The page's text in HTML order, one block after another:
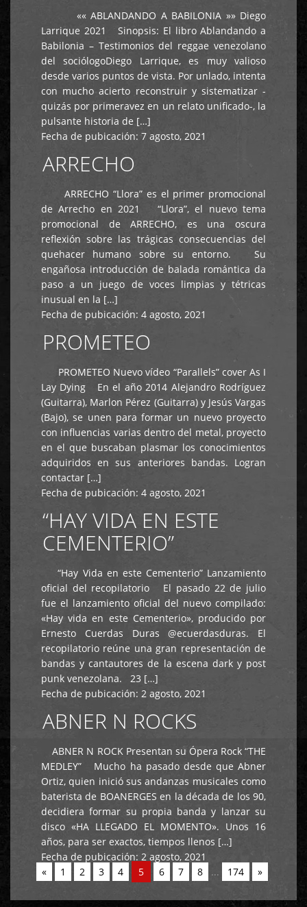
«« ABLANDANDO A BABILONIA »» Diego
Larrique 2021 Sinopsis: El libro Ablandando a
Babilonia – Testimonios del reggae venezolano
del sociólogoDiego Larrique, es muy valioso
desde varios puntos de vista. Por unlado, intenta
con mucho acierto reconstruir y sistematizar -
quizás por primeravez en un relato unificado-, la
pulsante historia de […]
Fecha de pubicación: 7 agosto, 2021
ARRECHO
ARRECHO “Llora” es el primer promocional
de Arrecho en 2021 “Llora”, el nuevo tema
promocional de ARRECHO, es una oscura
reflexión sobre las trágicas consecuencias del
quehacer humano sobre su entorno. Su
engañosa introducción de balada romántica da
paso a un juego de voces limpias y tétricas
inusual en la […]
Fecha de pubicación: 4 agosto, 2021
PROMETEO
PROMETEO Nuevo vídeo “Parallels” cover As I
Lay Dying En el año 2014 Alejandro Rodríguez
(Guitarra), Marlon Pérez (Guitarra) y Jesús Vargas
(Bajo), se unen para formar un nuevo proyecto
con influencias varias dentro del metal, proyecto
en el que buscaban plasmar los conocimientos
adquiridos en sus anteriores bandas. Logran
contactar […]
Fecha de pubicación: 4 agosto, 2021
“HAY VIDA EN ESTE
CEMENTERIO”
“Hay Vida en este Cementerio” Lanzamiento
oficial del recopilatorio El pasado 22 de julio
fue el lanzamiento oficial del nuevo compilado:
«Hay vida en este Cementerio», producido por
Ernesto Cuerdas Duras @ecuerdasduras. El
recopilatorio reúne una gran representación de
bandas y cantautores de la escena dark y post
punk venezolana. 23 […]
Fecha de pubicación: 2 agosto, 2021
ABNER N ROCKS
ABNER N ROCK Presentan su Ópera Rock “THE
MEDLEY” Mucho ha pasado desde que Abner
Ortiz, quien inició sus andanzas musicales como
baterista de BOANERGES en la década de los 90,
decidiera formar su propia banda y lanzar su
disco «HA LLEGADO EL MOMENTO». Unos 16
años, para ser exactos, tiempos llenos […]
Fecha de pubicación: 2 agosto, 2021
«
1 2 3 4 5 6 7 8 ... 174 »